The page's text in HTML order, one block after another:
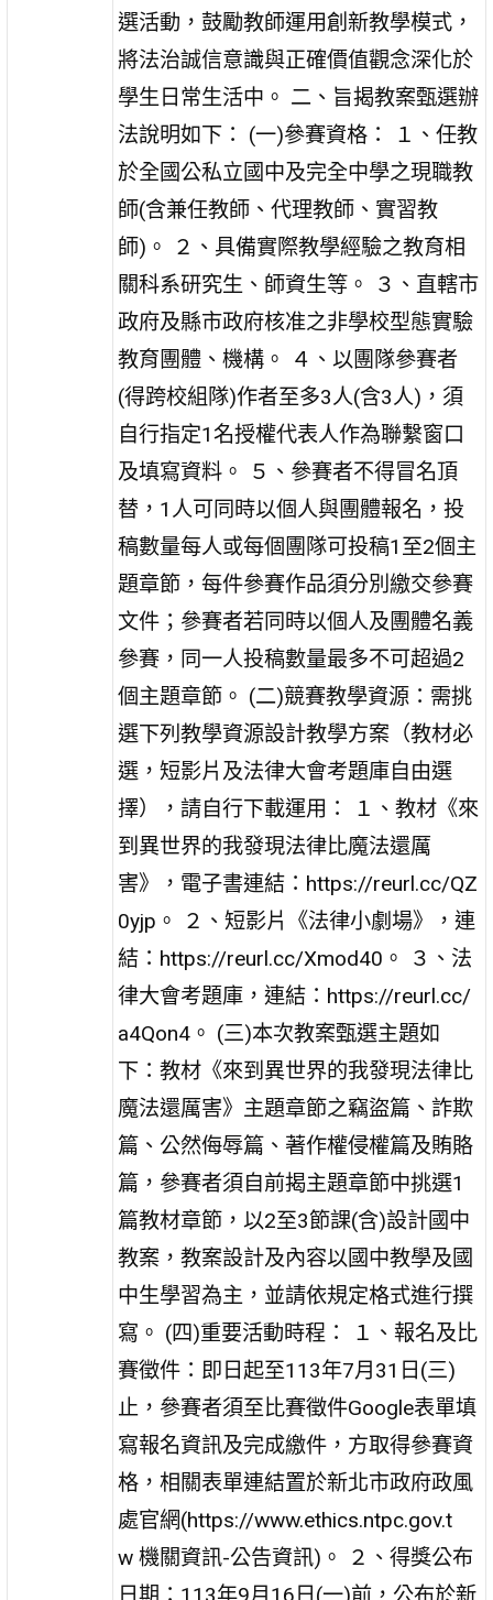
選活動，鼓勵教師運用創新教學模式，
將法治誠信意識與正確價值觀念深化於
學生日常生活中。 二、旨揭教案甄選辦
法說明如下： (一)參賽資格： １、任教
於全國公私立國中及完全中學之現職教
師(含兼任教師、代理教師、實習教
師)。 ２、具備實際教學經驗之教育相
關科系研究生、師資生等。 ３、直轄市
政府及縣市政府核准之非學校型態實驗
教育團體、機構。 ４、以團隊參賽者
(得跨校組隊)作者至多3人(含3人)，須
自行指定1名授權代表人作為聯繫窗口
及填寫資料。 ５、參賽者不得冒名頂
替，1人可同時以個人與團體報名，投
稿數量每人或每個團隊可投稿1至2個主
題章節，每件參賽作品須分別繳交參賽
文件；參賽者若同時以個人及團體名義
參賽，同一人投稿數量最多不可超過2
個主題章節。 (二)競賽教學資源：需挑
選下列教學資源設計教學方案（教材必
選，短影片及法律大會考題庫自由選
擇），請自行下載運用： １、教材《來
到異世界的我發現法律比魔法還厲
害》，電子書連結：https://reurl.cc/QZ
0yjp。 ２、短影片《法律小劇場》，連
結：https://reurl.cc/Xmod40。 ３、法
律大會考題庫，連結：https://reurl.cc/
a4Qon4。 (三)本次教案甄選主題如
下：教材《來到異世界的我發現法律比
魔法還厲害》主題章節之竊盜篇、詐欺
篇、公然侮辱篇、著作權侵權篇及賄賂
篇，參賽者須自前揭主題章節中挑選1
篇教材章節，以2至3節課(含)設計國中
教案，教案設計及內容以國中教學及國
中生學習為主，並請依規定格式進行撰
寫。 (四)重要活動時程： １、報名及比
賽徵件：即日起至113年7月31日(三)
止，參賽者須至比賽徵件Google表單填
寫報名資訊及完成繳件，方取得參賽資
格，相關表單連結置於新北市政府政風
處官網(https://www.ethics.ntpc.gov.t
w 機關資訊-公告資訊)。 ２、得獎公布